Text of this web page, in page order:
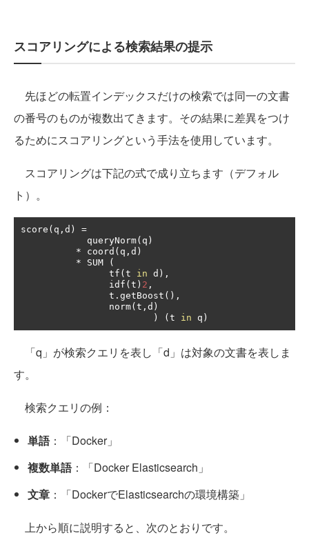
スコアリングによる検索結果の提示
先ほどの転置インデックスだけの検索では同一の文書
の番号のものが複数出てきます。その結果に差異をつけ
るためにスコアリングという手法を使用しています。
スコアリングは下記の式で成り立ちます（デフォル
ト）。
score ( q , d )
=
            queryNorm
( q )
* coord ( q , d )
* SUM
(
                tf
( t in d ),
                idf
( t ) 2 ,
                t
. getBoost (),
                norm
( t , d )
)
( t in q )
「q」が検索クエリを表し「d」は対象の文書を表しま
す。
検索クエリの例：
単語：「Docker」
複数単語：「Docker Elasticsearch」
文章 ：「DockerでElasticsearchの環境構築」
上から順に説明すると、次のとおりです。